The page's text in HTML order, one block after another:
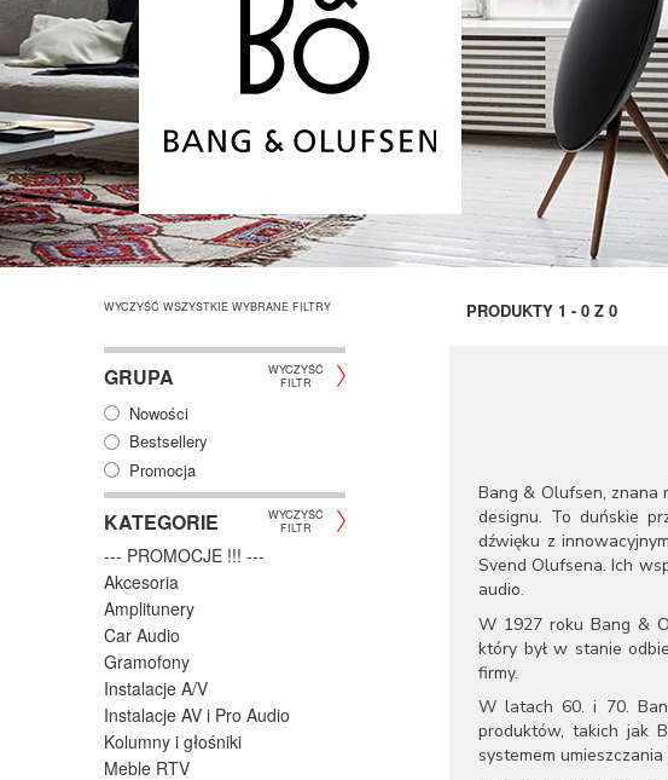
WYCZYŚĆ WSZYSTKIE WYBRANE FILTRY
GRUPA
WYCZYŚĆ
FILTR
Nowości
Bestsellery
Promocja
KATEGORIE
WYCZYŚĆ
FILTR
--- PROMOCJE !!! ---
Akcesoria
Amplitunery
Car Audio
Gramofony
Instalacje A/V
Instalacje AV i Pro Audio
Kolumny i głośniki
Meble RTV
PRODUKTY 1 - 0 Z 0
Bang & Olufsen, znana
designu. To duńskie
dźwięku z
Svend Olufsena. Ich
audio.
W 1927 roku Bang &
który był w stanie
firmy.
W latach 60. i 70.
produktów, takich jak
systemem umieszczania